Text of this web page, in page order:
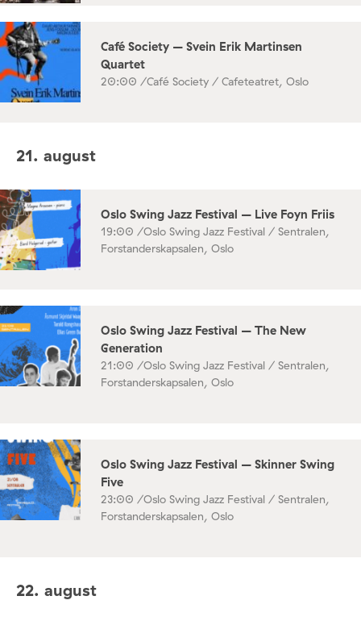
Café Society – Svein Erik Martinsen
Quartet
20:00 /Café Society / Cafeteatret, Oslo
21. august
Oslo Swing Jazz Festival – Live Foyn Friis
19:00 /Oslo Swing Jazz Festival / Sentralen,
Forstanderskapsalen, Oslo
Oslo Swing Jazz Festival – The New
Generation
21:00 /Oslo Swing Jazz Festival / Sentralen,
Forstanderskapsalen, Oslo
Oslo Swing Jazz Festival – Skinner Swing
Five
23:00 /Oslo Swing Jazz Festival / Sentralen,
Forstanderskapsalen, Oslo
22. august